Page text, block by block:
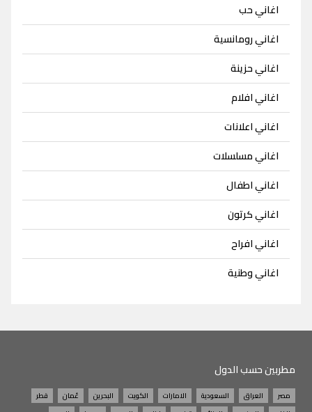
اغاني حب
اغاني رومانسية
اغاني حزينة
اغاني افلام
اغاني اعلانات
اغاني مسلسلات
اغاني اطفال
اغاني كرتون
اغاني افراح
اغاني وطنية
مطربين حسب الدول
مصر العراق السعودية الامارات الكويت البحرين عُمان
قطر